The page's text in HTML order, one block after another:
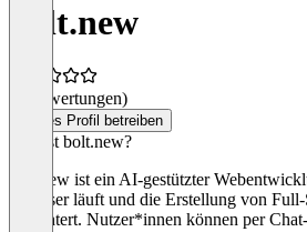
bolt.new
(0 Bewertungen)
Dieses Profil betreiben
Was ist bolt.new?
bolt.new ist ein AI-gestützter
Browser läuft und die Erstellung von
erleichtert. Nutzer*innen können per